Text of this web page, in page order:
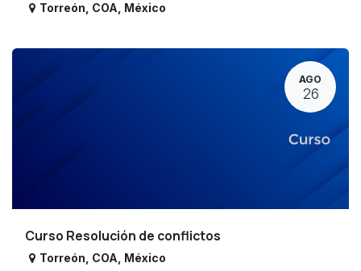
Torreón COA México
AGO
26
Curso Resolución de conflictos
Torreón COA México